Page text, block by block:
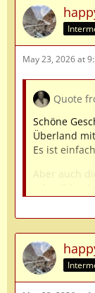
May 23, 2026 at
Quote
Schöne
Überland
Es ist
Aber auch
schnell in
beinahe
zwischen 2
Auto lief
auf dem
uns begann